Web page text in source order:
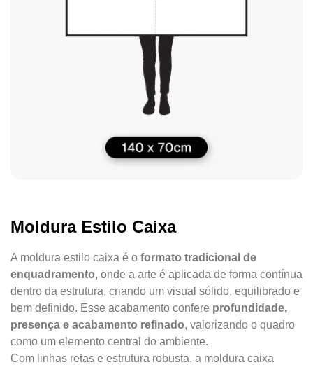
Moldura Estilo Caixa
A moldura estilo caixa é o formato tradicional de
enquadramento, onde a arte é aplicada de forma contínua
dentro da estrutura, criando um visual sólido, equilibrado e
bem definido. Esse acabamento confere profundidade,
presença e acabamento refinado, valorizando o quadro
como um elemento central do ambiente.
Com linhas retas e estrutura robusta, a moldura caixa